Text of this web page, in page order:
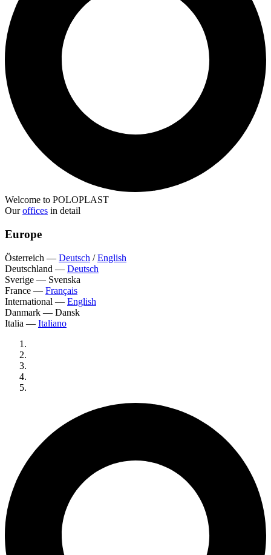
Welcome to POLOPLAST
Ouroffices in detail
Europe
Österreich — Deutsch /English
Deutschland — Deutsch
Sverige — Svenska
France — Français
International — English
Danmark — Dansk
Italia — Italiano